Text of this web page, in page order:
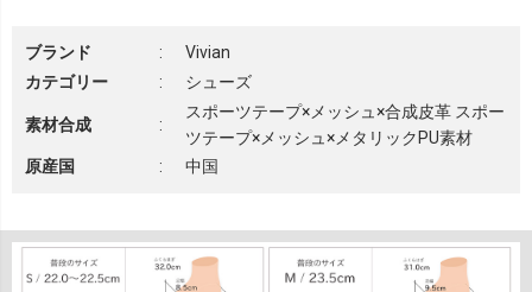
ブランド :
Vivian
カテゴリー
: シューズ
素材合成 :
スポーツテープ×メッシュ×合成皮革 スポー
ツテープ×メッシュ×メタリックPU素材
原産国
: 中国